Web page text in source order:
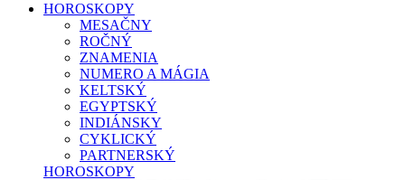
HOROSKOPY
MESAČNY
ROČNÝ
ZNAMENIA
NUMERO A MÁGIA
KELTSKÝ
EGYPTSKÝ
INDIÁNSKY
CYKLICKÝ
PARTNERSKÝ
HOROSKOPY